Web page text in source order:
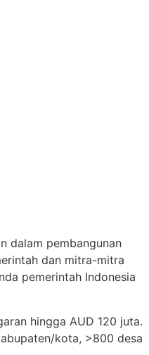
dalam pembangunan
dan mitra-mitra
pemerintah Indonesia
hingga AUD 120 juta.
kota, >800 desa